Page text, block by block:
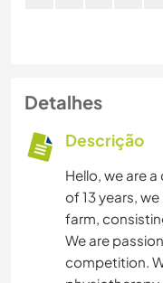
Detalhes
Descrição
Hello, we are
of 13 years,
farm,
We are
competition.